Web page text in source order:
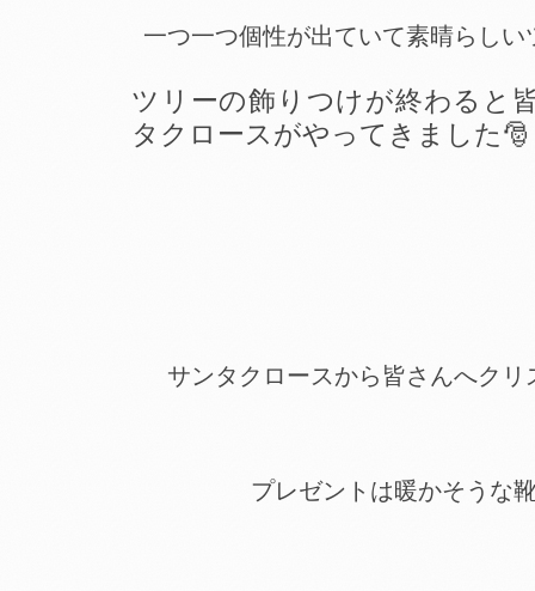
一つ一つ個性が出ていて素晴らし
ツリーの飾りつけが終わると
タクロースがやってきました🎅
サンタクロースから皆さんへク
プレゼントは暖かそうな